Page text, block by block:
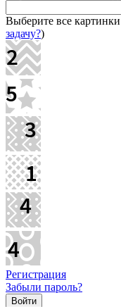
Выберите все
задачу?)
Регистрация
Забыли пароль?